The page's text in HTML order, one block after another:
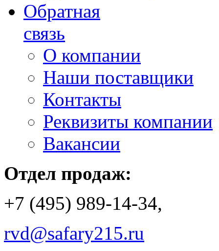
Обратная
связь
О компании
Наши поставщики
Контакты
Реквизиты компании
Вакансии
Отдел продаж:
+7 (495) 989-14-34,
rvd@safary215.ru